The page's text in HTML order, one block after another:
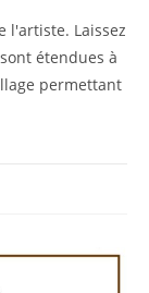
l'artiste. Laissez
étendues à
permettant